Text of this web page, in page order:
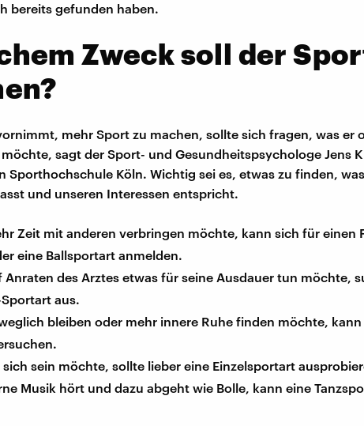
bereits gefunden haben.
Zweck soll der
mehr Sport zu machen, sollte sich fragen, was er
sagt der Sport- und Gesundheitspsychologe Jens
Sporthochschule Köln. Wichtig sei es, etwas zu finden,
und unseren Interessen entspricht.
Zeit mit anderen verbringen möchte, kann sich für einen
eine Ballsportart anmelden.
Anraten des Arztes etwas für seine Ausdauer tun möchte,
aus.
bleiben oder mehr innere Ruhe finden möchte,
sich sein möchte, sollte lieber eine Einzelsportart
Musik hört und dazu abgeht wie Bolle, kann eine